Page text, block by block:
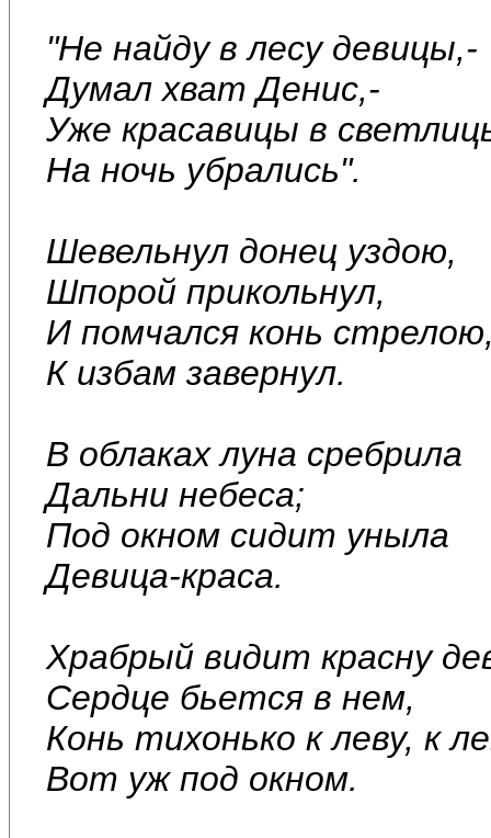
"Не найду в лесу девицы,-
Думал хват Денис,-
Уже красавицы в
На ночь убрались".
Шевельнул донец уздою,
Шпорой прикольнул,
И помчался конь
К избам завернул.
В облаках луна сребрила
Дальни небеса;
Под окном сидит уныла
Девица-краса.
Храбрый видит красну
Сердце бьется в нем,
Конь тихонько к леву, к
Вот уж под окном.